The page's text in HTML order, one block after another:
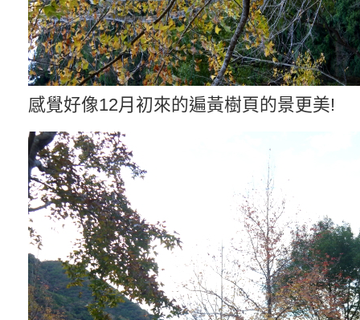
感覺好像12月初來的遍黃樹頁的景更美!